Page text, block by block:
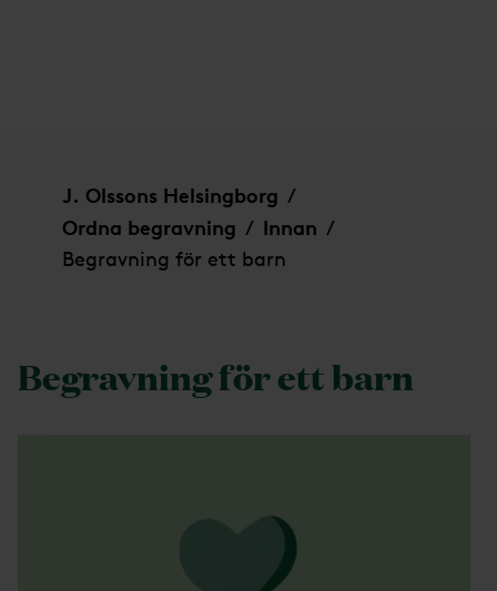
J. Olssons Helsingborg /
Ordna begravning / Innan /
Begravning för ett barn
Begravning för ett barn